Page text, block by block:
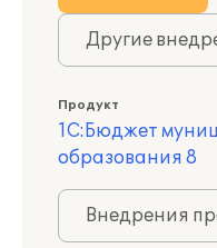
Другие
Продукт
1С:Бюджет
образования 8
Внедрения